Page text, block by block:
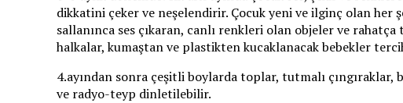
dikkatini çeker ve neşelendirir. Çocuk yeni ve ilginç olan her
sallanınca ses çıkaran, canlı renkleri olan objeler ve
halkalar, kumaştan ve plastikten kucaklanacak bebekler
4.ayından sonra çeşitli boylarda toplar, tutmalı çıngıraklar,
ve radyo-teyp dinletilebilir.